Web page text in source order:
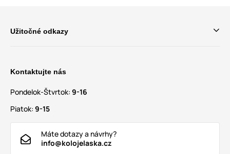
Užitočné odkazy
Kontaktujte nás
Pondelok-Štvrtok: 9-16
Piatok: 9-15
Máte dotazy a návrhy?
info@kolojelaska.cz